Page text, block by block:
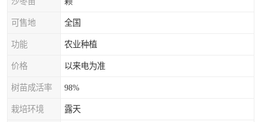
可售地 全国
功能 农业种植
价格 以来电为准
树苗成活率 98%
栽培环境 露天